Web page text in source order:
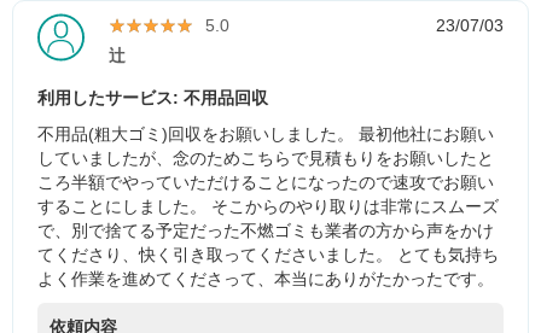
★★★★★
★★★★★ 5.0
23/07/03
辻
利用したサービス: 不用品回収
不用品(粗大ゴミ)回収をお願いしました。 最初他社にお願い
していましたが、念のためこちらで見積もりをお願いしたと
ころ半額でやっていただけることになったので速攻でお願い
することにしました。 そこからのやり取りは非常にスムーズ
で、別で捨てる予定だった不燃ゴミも業者の方から声をかけ
てくださり、快く引き取ってくださいました。 とても気持ち
よく作業を進めてくださって、本当にありがたかったです。
依頼内容